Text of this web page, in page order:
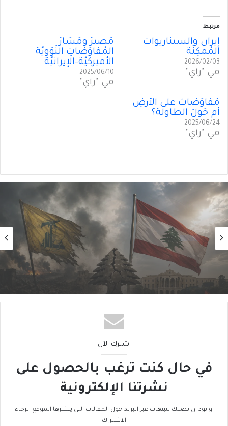
مرتبط
إيران والسيناريوات
المُمكِنَة
2026/02/03
في "رأي"
مَصيرُ ومَسَارُ
المُفاوَضاتِ النَوَوِيّة
الأميركيّة-الإيرانيّة
2025/06/10
في "رأي"
مُفاوَضاتٌ على الأرضِ
أم حَولَ الطاولة؟
2025/06/24
في "رأي"
رأي
2026/08/06
تَخوينُ “حزب الله” رمزيَّة الدولة يُفقِدُهُ حاضِنَته
اللبنانية؟
اشترك الآن
في حال كنت ترغب بالحصول على
نشرتنا الإلكترونية
او تود ان تصلك تنبيهات عبر البريد حول المقالات التي ينشرها الموقع الرجاء
الاشتراك